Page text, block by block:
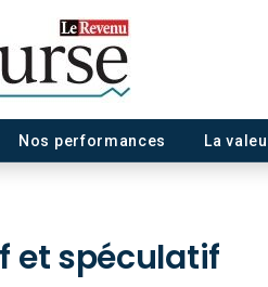
Nos performances La
et spéculatif